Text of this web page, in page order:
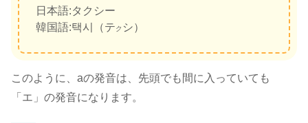
日本語:タクシー
韓国語:택시（テク シ）
このように、aの発音は、先頭でも間に入っていても
「エ」の発音になります。